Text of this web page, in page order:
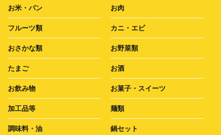
お米・パン お肉
フルーツ類 カニ・エビ
おさかな類 お野菜類
たまご お酒
お飲み物 お菓子・スイーツ
加工品等 麺類
調味料・油 鍋セット